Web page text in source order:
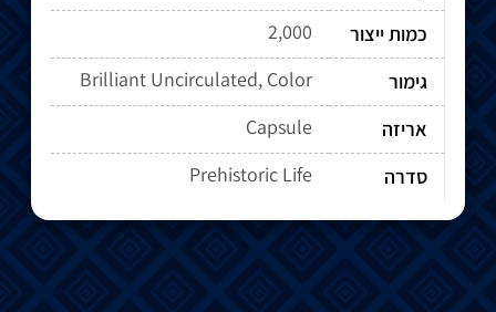
כמות ייצור
2,000
גימור
Brilliant Uncirculated, Color
אריזה
Capsule
סדרה
Prehistoric Life